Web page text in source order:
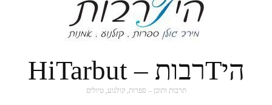
היTרבות – HiTarbut
תרבות ותוכן – ספרות, קולנוע, טיולים